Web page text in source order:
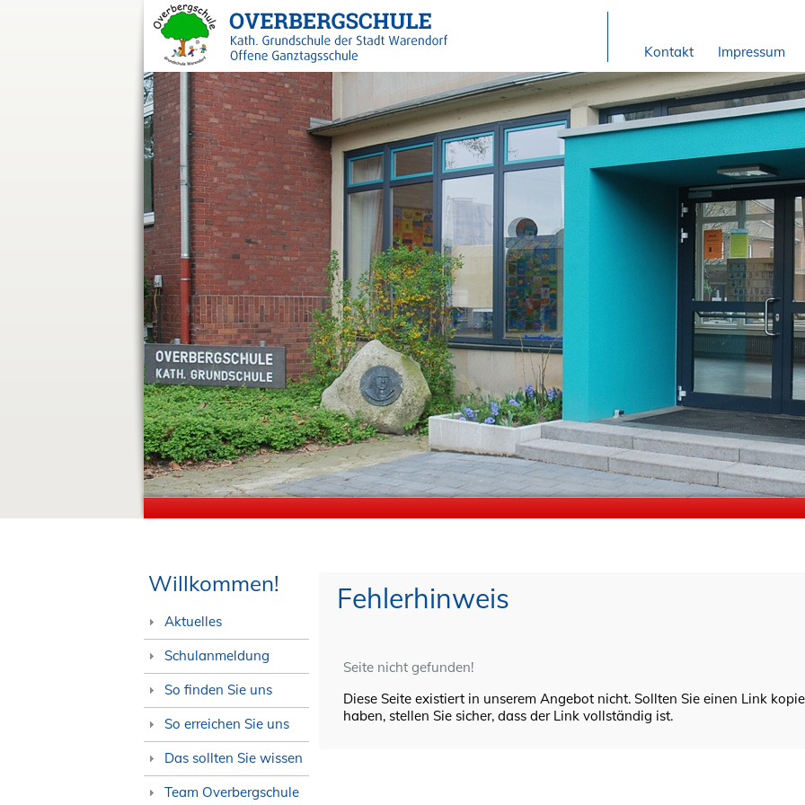
Kontakt Impressum
Willkommen!
Aktuelles
Schulanmeldung
So finden Sie uns
So erreichen Sie uns
Das sollten Sie wissen
Team Overbergschule
Fehlerhinweis
Seite nicht gefunden!
Diese Seite existiert in unserem Angebot nicht. Sollten Sie einen Link
haben, stellen Sie sicher, dass der Link vollständig ist.